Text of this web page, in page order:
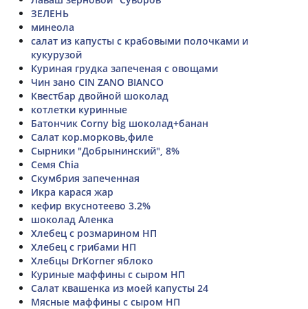
ЗЕЛЕНЬ
минеола
салат из капусты с крабовыми полочками и
кукурузой
Куриная грудка запеченая с овощами
Чин зано CIN ZANO BIANCO
Квестбар двойной шоколад
котлетки куринные
Батончик Corny big шоколад+банан
Салат кор.морковь,филе
Сырники "Добрынинский", 8%
Семя Chia
Скумбрия запеченная
Икра карася жар
кефир вкуснотеево 3.2%
шоколад Аленка
Хлебец с розмарином НП
Хлебец с грибами НП
Хлебцы DrKorner яблоко
Куриные маффины с сыром НП
Салат квашенка из моей капусты 24
Мясные маффины с сыром НП